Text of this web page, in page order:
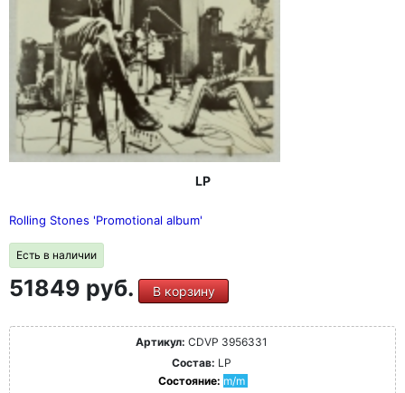
LP
Rolling Stones 'Promotional album'
Есть в наличии
51849 руб. В корзину
Артикул: CDVP 3956331
Состав: LP
Состояние: m/m